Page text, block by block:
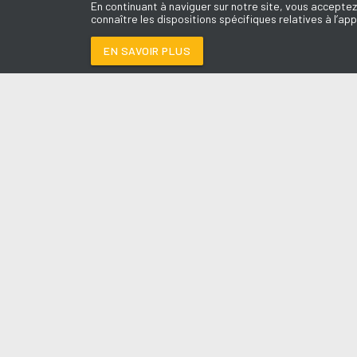
En continuant à naviguer sur notre site, vous
connaître les dispositions spécifiques relatives à
EN SAVOIR PLUS